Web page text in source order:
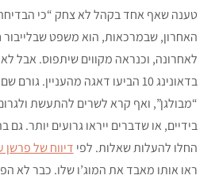
טענה שאף אחד בקהל לא צחק “כי
האחרון, שבמרכאות, הוא משפט שבלייבור
לאחרונה, וכנראה מקווים שיתפוס. אבל
בדאונינג 10 הביעו דאגה מהעניין.
“מבולגן”, ואף קרא לשרים להתעשת
בידיים, או שדברים ייראו גרועים יותר.
החלו להעלות שאלות. לפי דיווח של פרשן ערוץ 4,
ראו אותו מאבד את המוג’ו שלו. כבר לא